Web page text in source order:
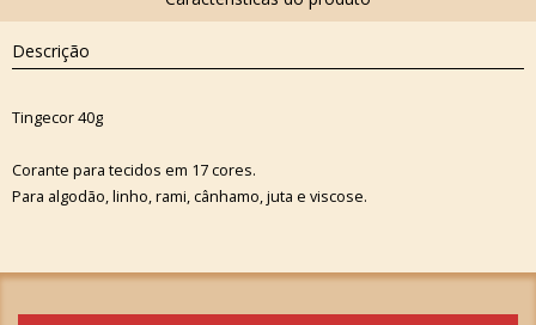
Descrição
Tingecor 40g
Corante para tecidos em 17 cores.
Para algodão, linho, rami, cânhamo, juta e viscose.